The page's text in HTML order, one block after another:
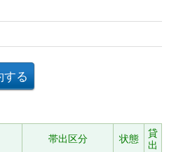
帯出区分 状態
貸
出